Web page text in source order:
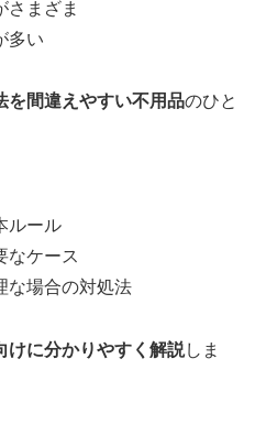
さまざま
多い
を間違えやすい不用品のひと
ルール
なケース
な場合の対処法
けに分かりやすく解説しま